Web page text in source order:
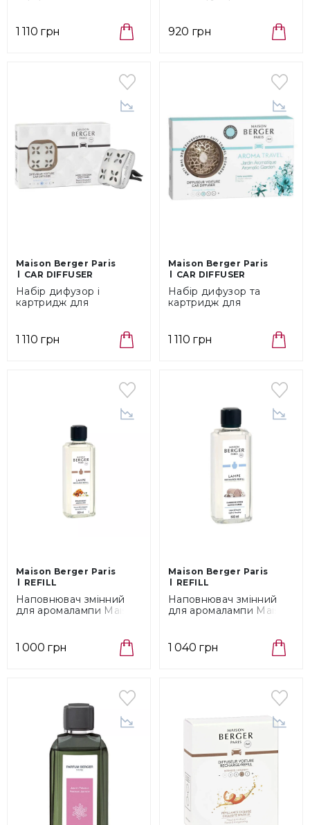
Berger Paris (6402)
1 110 грн
(6281)
920 грн
Maison Berger Paris
CAR DIFFUSER
Набір дифузор і
картридж для
(7799)
1 110 грн
Maison Berger Paris
CAR DIFFUSER
Набір дифузор та
картридж для
Berger Paris (6589)
1 110 грн
Maison Berger Paris
REFILL
Наповнювач змінний
для аромалампи Maison
0,5 л (115313)
1 000 грн
Maison Berger Paris
REFILL
Наповнювач змінний
для аромалампи Maison
(115180)
1 040 грн